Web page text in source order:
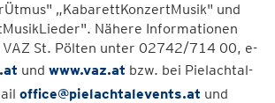
„KabarettKonzertMusik" und
Nähere Informationen
VAZ St. Pölten unter 02742/714 00, e-
und www.vaz.at bzw. bei Pielachtal-
office@pielachtalevents.at und